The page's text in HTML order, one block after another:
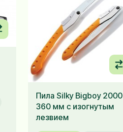
Пила Silky Bigboy 2000
360 мм с изогнутым
лезвием